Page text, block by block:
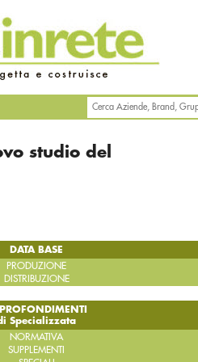
studio del
DATA BASE
PRODUZIONE
DISTRIBUZIONE
Specializzata
NORMATIVA
SUPPLEMENTI